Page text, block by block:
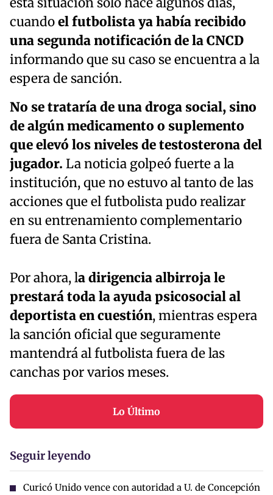
cuandoel futbolista ya había recibido
una segunda notificación de la CNCD
informando que su caso se encuentra a la
espera de sanción.
No se trataría de una droga social, sino
de algún medicamento o suplemento
que elevó los niveles de testosterona del
jugador. La noticia golpeó fuerte a la
institución, que no estuvo al tanto de las
acciones que el futbolista pudo realizar
en su entrenamiento complementario
fuera de Santa Cristina.
Por ahora, la dirigencia albirroja le
prestará toda la ayuda psicosocial al
deportista en cuestión, mientras espera
la sanción oficial que seguramente
mantendrá al futbolista fuera de las
canchas por varios meses.
Lo Último
Seguir leyendo
Curicó Unido vence con autoridad a U. de Concepción